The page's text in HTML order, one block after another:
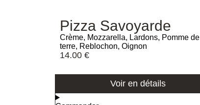
Pizza Savoyarde
Crème, Mozzarella, Lardons, Pomme de
terre, Reblochon, Oignon
14.00 €
Voir en détails